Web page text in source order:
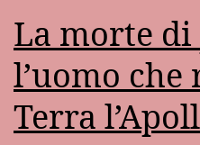
La morte
l’uomo
Terra